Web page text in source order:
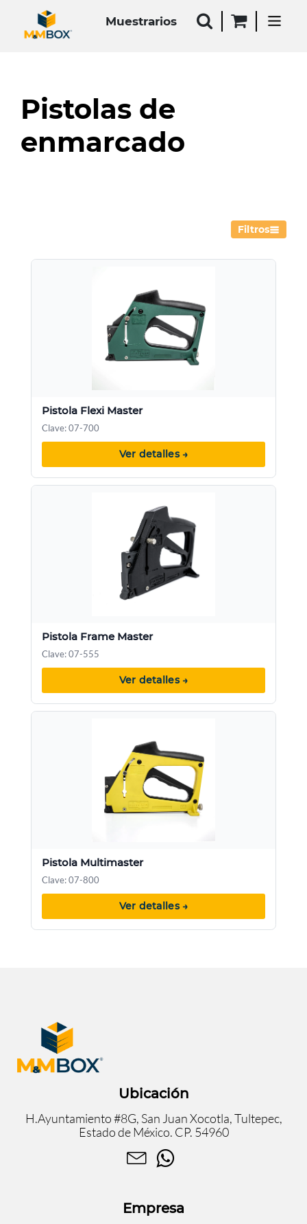
Muestrarios
Pistolas de
enmarcado
Filtros
Pistola Flexi Master
Clave: 07-700
Ver detalles →
Pistola Frame Master
Clave: 07-555
Ver detalles →
Pistola Multimaster
Clave: 07-800
Ver detalles →
Ubicación
H.Ayuntamiento #8G, San Juan Xocotla, Tultepec,
Estado de México. CP. 54960
Empresa